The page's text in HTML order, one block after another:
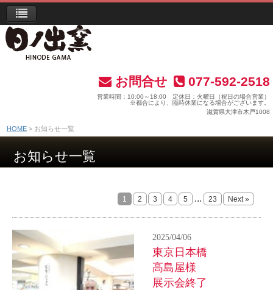
お問合せ 077-592-2518
営業時間：10:00～18:00 定休日：火曜日（祝日の場合営業）
※都合により、臨時休業になる場合がございます。
滋賀県大津市木戸1008
HOME お知らせ一覧
お知らせ一覧
1 2 3 4 5 ... 23 Next »
2025/04/06
東京日本橋
高島屋様
展示会終了